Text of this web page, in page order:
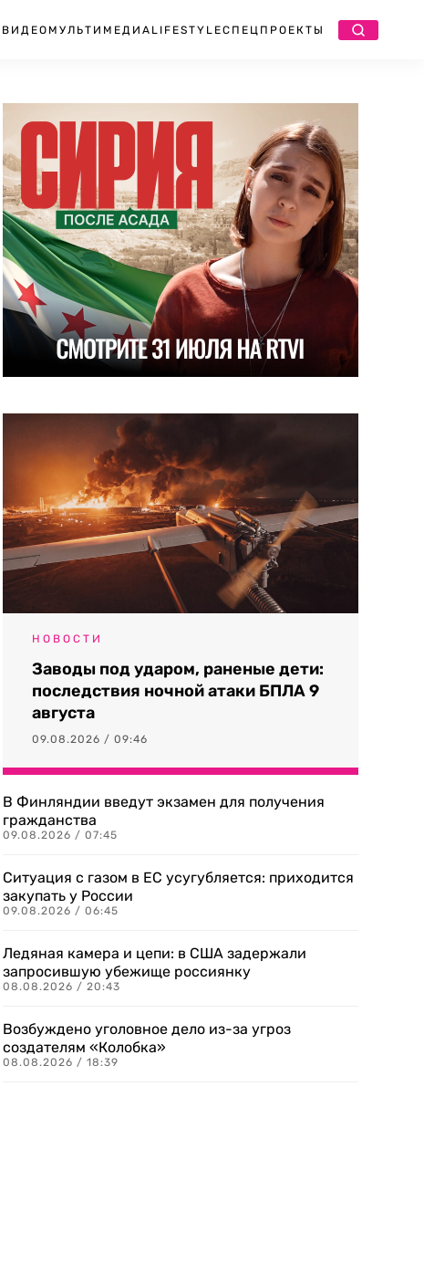
ВИДЕО МУЛЬТИМЕДИА LIFESTYLEСПЕЦПРОЕКТЫ
НОВОСТИ
Заводы под ударом, раненые дети:
последствия ночной атаки БПЛА 9
августа
09.08.2026 / 09:46
В Финляндии введут экзамен для получения
гражданства
09.08.2026 / 07:45
Ситуация с газом в ЕС усугубляется: приходится
закупать у России
09.08.2026 / 06:45
Ледяная камера и цепи: в США задержали
запросившую убежище россиянку
08.08.2026 / 20:43
Возбуждено уголовное дело из-за угроз
создателям «Колобка»
08.08.2026 / 18:39